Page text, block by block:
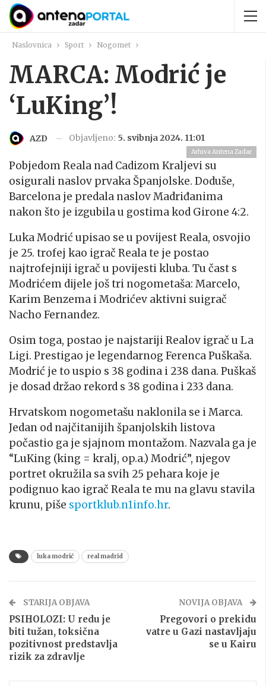
Naslovnica Sport Nogomet
MARCA: Modrić je
‘LuKing’!
AZD Objavljeno: 5. svibnja 2024. 11:01
Arhiva Antena Zadar
Pobjedom Reala nad Cadizom Kraljevi su
osigurali naslov prvaka Španjolske. Doduše,
Barcelona je predala naslov Madriđanima
nakon što je izgubila u gostima kod Girone 4:2.
Luka Modrić upisao se u povijest Reala, osvojio
je 25. trofej kao igrač Reala te je postao
najtrofejniji igrač u povijesti kluba. Tu čast s
Modrićem dijele još tri nogometaša: Marcelo,
Karim Benzema i Modrićev aktivni suigrač
Nacho Fernandez.
Osim toga, postao je najstariji Realov igrač u La
Ligi. Prestigao je legendarnog Ferenca Puškaša.
Modrić je to uspio s 38 godina i 238 dana. Puškaš
je dosad držao rekord s 38 godina i 233 dana.
Hrvatskom nogometašu naklonila se i Marca.
Jedan od najčitanijih španjolskih listova
počastio ga je sjajnom montažom. Nazvala ga je
“LuKing (king = kralj, op.a.) Modrić”, njegov
portret okružila sa svih 25 pehara koje je
podignuo kao igrač Reala te mu na glavu stavila
krunu, piše sportklub.n1info.hr.
luka modrić real madrid
STARIJA OBJAVA
PSIHOLOZI: U redu je
biti tužan, toksična
pozitivnost predstavlja
rizik za zdravlje
NOVIJA OBJAVA
Pregovori o prekidu
vatre u Gazi nastavljaju
se u Kairu